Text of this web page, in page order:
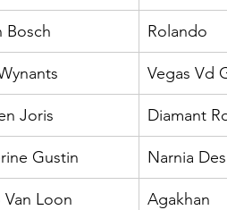
Bosch Rolando
Vegas Vd
Joris Diamant
Gustin Narnia
Van Loon Agakhan